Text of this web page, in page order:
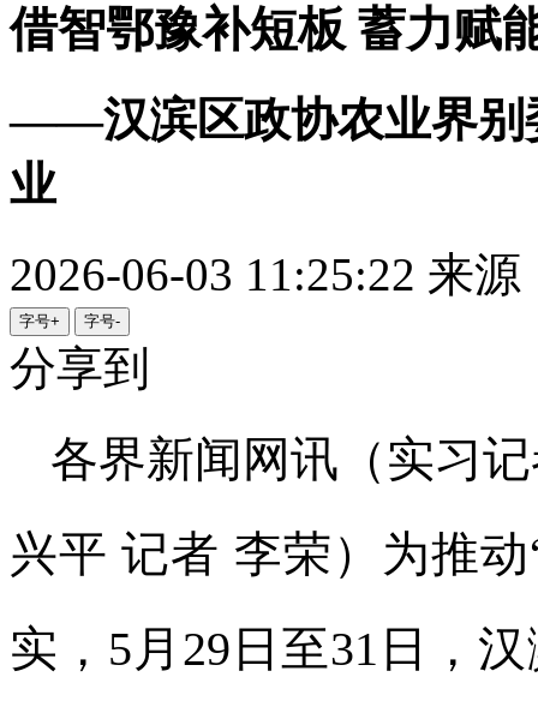
借智鄂豫补短板 蓄力赋
——汉滨区政协农业界别
业
2026-06-03 11:25:22 来源
字号+ 字号-
分享到
各界新闻网讯（实习
兴平 记者 李荣）为推
实，5月29日至31日，